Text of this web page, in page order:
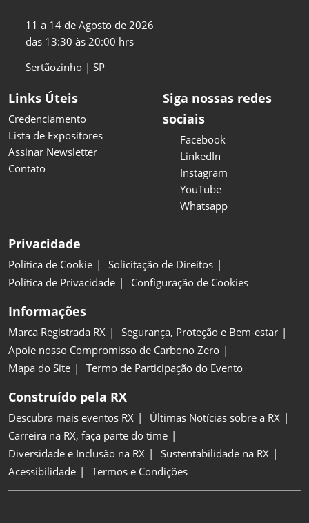
11 a 14 de Agosto de 2026
das 13:30 às 20:00 hrs
Sertãozinho | SP
Links Úteis
Credenciamento
Lista de Expositores
Assinar Newsletter
Contato
Siga nossas redes
sociais
Facebook
LinkedIn
Instagram
YouTube
Whatsapp
Privacidade
Política de Cookie
Solicitação de Direitos
Política de Privacidade
Configuração de Cookies
Informações
Marca Registrada RX
Segurança, Proteção e Bem-estar
Apoie nosso Compromisso de Carbono Zero
Mapa do Site
Termo de Participação do Evento
Construído pela RX
Descubra mais eventos RX
Últimas Notícias sobre a RX
Carreira na RX, faça parte do time
Diversidade e Inclusão na RX
Sustentabilidade na RX
Acessibilidade
Termos e Condições